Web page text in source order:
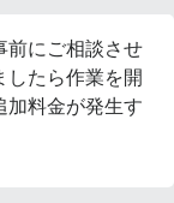
前にご相談させ
したら作業を開
加料金が発生す